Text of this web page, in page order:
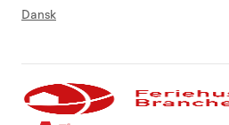
Dansk